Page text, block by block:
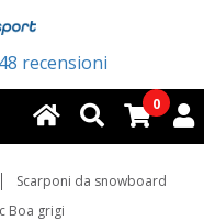
48 recensioni
0
Scarponi da snowboard
Boa grigi